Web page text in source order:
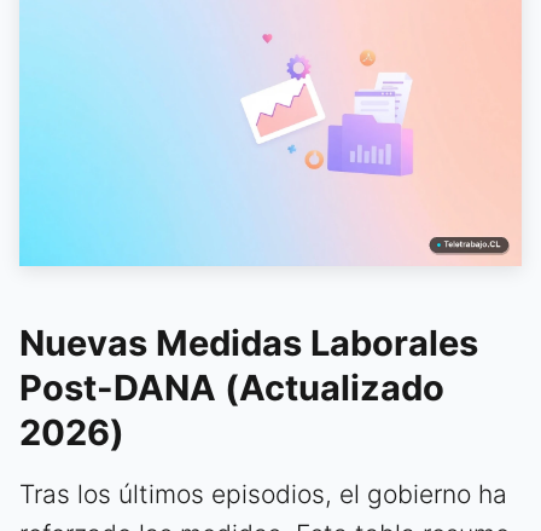
Nuevas Medidas Laborales
Post-DANA (Actualizado
2026)
Tras los últimos episodios, el gobierno ha